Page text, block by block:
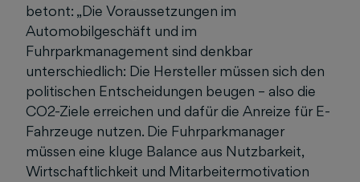
betont: „Die Voraussetzungen im
Automobilgeschäft und im
Fuhrparkmanagement sind denkbar
unterschiedlich: Die Hersteller müssen sich den
politischen Entscheidungen beugen – also die
CO2-Ziele erreichen und dafür die Anreize für E-
Fahrzeuge nutzen. Die Fuhrparkmanager
müssen eine kluge Balance aus Nutzbarkeit,
Wirtschaftlichkeit und Mitarbeitermotivation